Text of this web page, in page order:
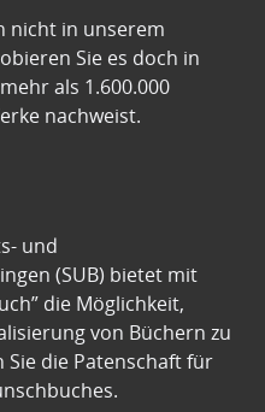
nicht in unserem
Sie es doch in
als 1.600.000
nachweist.
und
(SUB) bietet mit
die Möglichkeit,
von Büchern zu
die Patenschaft für